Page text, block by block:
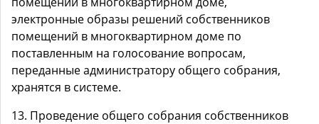
электронные образы решений собственников
помещений в многоквартирном доме по
поставленным на голосование вопросам,
переданные администратору общего собрания,
хранятся в системе.
13. Проведение общего собрания собственников